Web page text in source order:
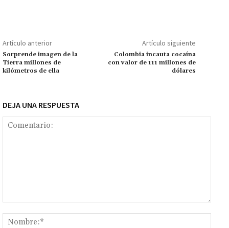
o
k
p
p
ge
r
m Li
n
k
p
ar
tir
Artículo anterior
Sorprende imagen de la
Tierra millones de
kilómetros de ella
Artículo siguiente
Colombia incauta cocaína
con valor de 111 millones de
dólares
DEJA UNA RESPUESTA